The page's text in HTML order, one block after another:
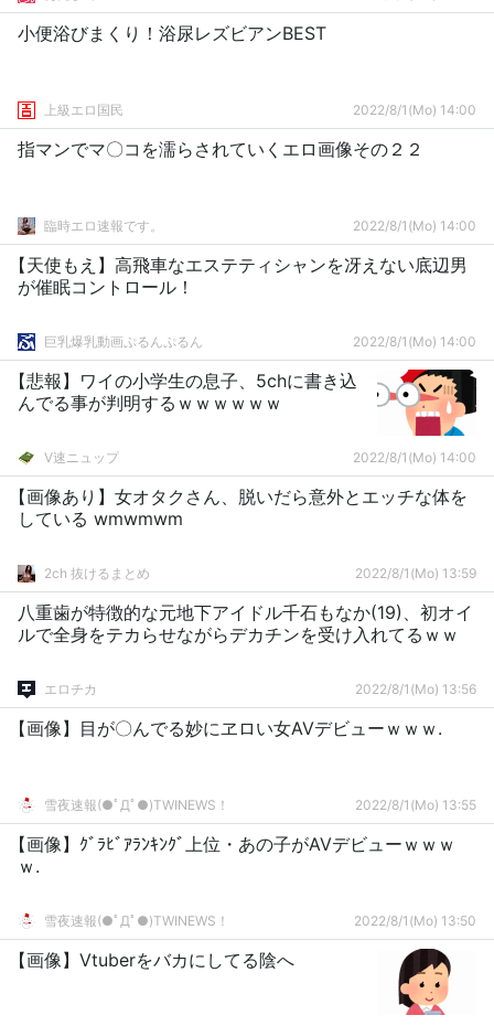
小便浴びまくり！浴尿レズビアンBEST
上級エロ国民 2022/8/1(Mo) 14:00
指マンでマ〇コを濡らされていくエロ画像その２２
臨時エロ速報です。 2022/8/1(Mo) 14:00
【天使もえ】高飛車なエステティシャンを冴えない底辺男
が催眠コントロール！
巨乳爆乳動画ぷるんぷるん 2022/8/1(Mo) 14:00
【悲報】ワイの小学生の息子、5chに書き込
んでる事が判明するｗｗｗｗｗｗ
V速ニュップ 2022/8/1(Mo) 14:00
【画像あり】女オタクさん、脱いだら意外とエッチな体を
している wmwmwm
2ch 抜けるまとめ 2022/8/1(Mo) 13:59
八重歯が特徴的な元地下アイドル千石もなか(19)、初オイ
ルで全身をテカらせながらデカチンを受け入れてるｗｗ
エロチカ 2022/8/1(Mo) 13:56
【画像】目が〇んでる妙にヱロい女AVデビューｗｗｗ.
雪夜速報(●ﾟДﾟ●)TWINEWS！ 2022/8/1(Mo) 13:55
【画像】ｸﾞﾗﾋﾞｱﾗﾝｷﾝｸﾞ上位・あの子がAVデビューｗｗｗ
ｗ.
雪夜速報(●ﾟДﾟ●)TWINEWS！ 2022/8/1(Mo) 13:50
【画像】Vtuberをバカにしてる陰へ